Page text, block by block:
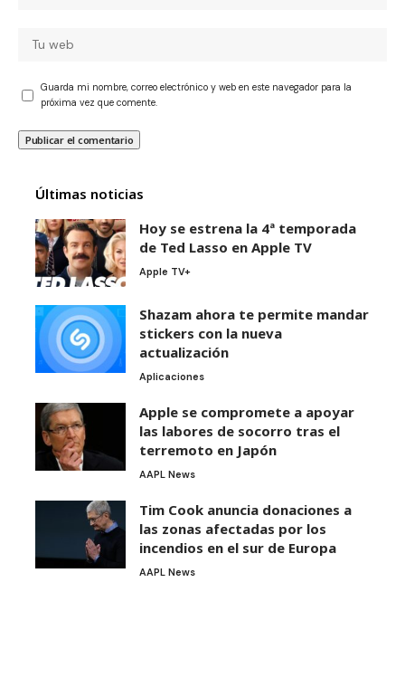
Guarda mi nombre, correo electrónico y web en este navegador para la
próxima vez que comente.
Últimas noticias
Hoy se estrena la 4ª temporada
de Ted Lasso en Apple TV
Apple TV+
Shazam ahora te permite mandar
stickers con la nueva
actualización
Aplicaciones
Apple se compromete a apoyar
las labores de socorro tras el
terremoto en Japón
AAPL News
Tim Cook anuncia donaciones a
las zonas afectadas por los
incendios en el sur de Europa
AAPL News